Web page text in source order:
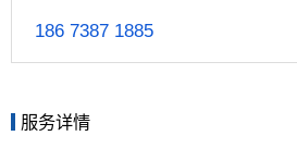
186 7387 1885
服务详情